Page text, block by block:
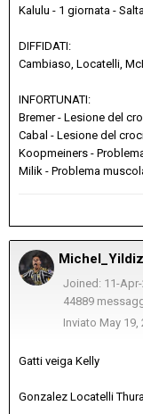
Kalulu - 1 giornata -
DIFFIDATI:
Cambiaso, Locatelli,
INFORTUNATI:
Bremer - Lesione del
Cabal - Lesione del
Koopmeiners -
Milik - Problema
Joined: 11-
44889
Inviato May 19,
Gatti veiga Kelly
Gonzalez Locatelli